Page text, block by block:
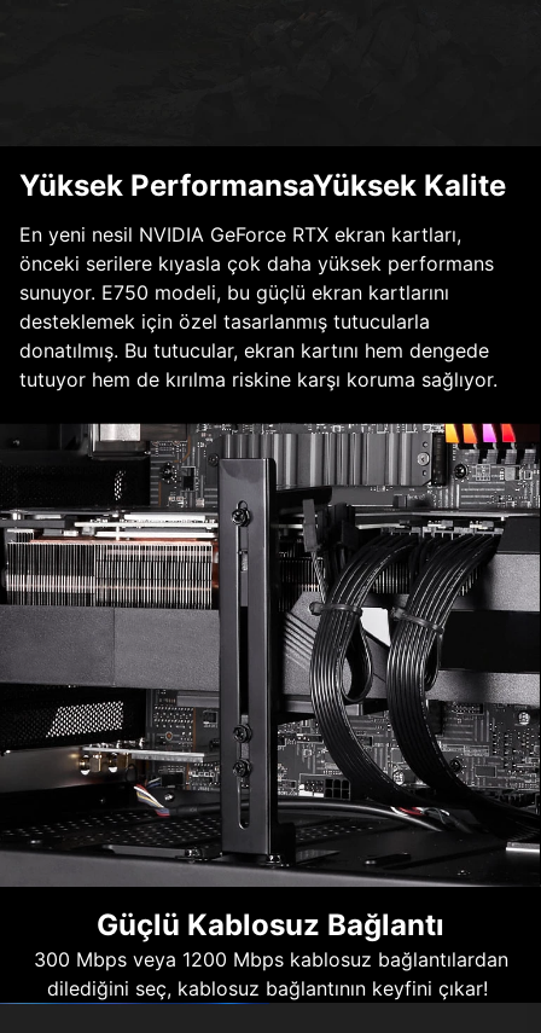
Yüksek PerformansaYüksek Kalite
En yeni nesil NVIDIA GeForce RTX ekran kartları,
önceki serilere kıyasla çok daha yüksek performans
sunuyor. E750 modeli, bu güçlü ekran kartlarını
desteklemek için özel tasarlanmış tutucularla
donatılmış. Bu tutucular, ekran kartını hem dengede
tutuyor hem de kırılma riskine karşı koruma sağlıyor.
Güçlü Kablosuz Bağlantı
300 Mbps veya 1200 Mbps kablosuz bağlantılardan
dilediğini seç, kablosuz bağlantının keyfini çıkar!